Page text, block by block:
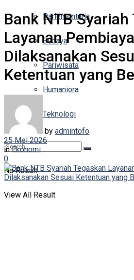
Parlementaria
Budaya
Pariwisata
Humaniora
Teknologi
No Result
View All Result
Bank NTB Syariah
Layanan
Dilaksanakan
Ketentuan yang
by admintofo
25 Mei 2026
in Ekonomi
0